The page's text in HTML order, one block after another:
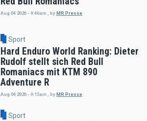
Aug 04 2026 - 9:46am , by MR Presse
Sport
Hard Enduro World Ranking: Dieter
Rudolf stellt sich Red Bull
Romaniacs mit KTM 890
Adventure R
Aug 04 2026 - 9:15am , byMR Presse
Sport